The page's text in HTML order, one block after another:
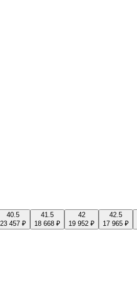
40.5
23 457 ₽
41.5
18 668 ₽
42
19 952 ₽
42.5
17 965 ₽